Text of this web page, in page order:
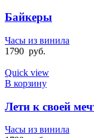
Байкеры
Часы из винила
1790 руб.
Quick view
В корзину
Лети к своей
Часы из винила